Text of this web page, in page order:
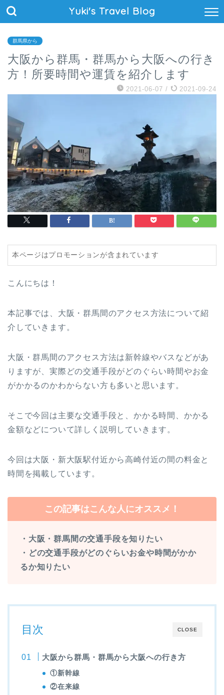
Yuki's Travel Blog
群馬県から
大阪から群馬・群馬から大阪への行き
方！所要時間や運賃を紹介します
2021-06-07 / 2021-09-24
本ページはプロモーションが含まれています
こんにちは！
本記事では、大阪・群馬間のアクセス方法について紹
介していきます。
大阪・群馬間のアクセス方法は新幹線やバスなどがあ
りますが、実際どの交通手段がどのぐらい時間やお金
がかかるのかわからない方も多いと思います。
そこで今回は主要な交通手段と、かかる時間、かかる
金額などについて詳しく説明していきます。
今回は大阪・新大阪駅付近から高崎付近の間の料金と
時間を掲載しています。
この記事はこんな人にオススメ！
・大阪・群馬間の交通手段を知りたい
・どの交通手段がどのぐらいお金や時間がかか
るか知りたい
CLOSE
目次
大阪から群馬・群馬から大阪への行き方
①新幹線
②在来線